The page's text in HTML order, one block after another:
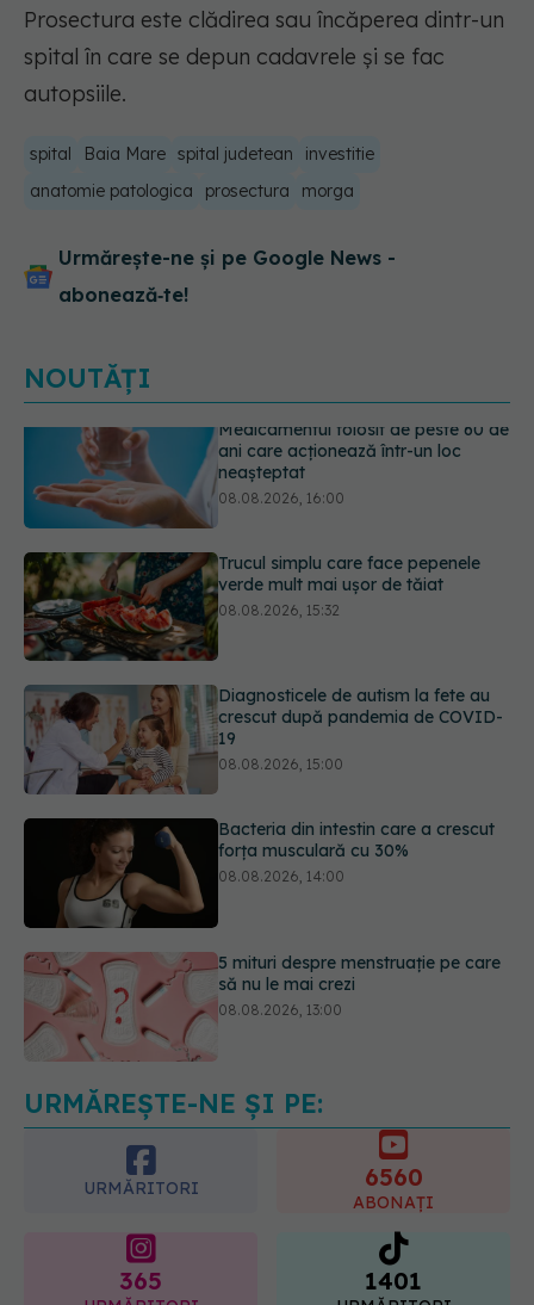
Prosectura este clădirea sau încăperea dintr-un
spital în care se depun cadavrele și se fac
autopsiile.
spital Baia Mare spital judetean
investitie
anatomie patologica
prosectura morga
Urmărește-ne și pe Google News -
abonează‑te!
NOUTĂȚI
Trucul simplu care face pepenele
verde mult mai ușor de tăiat
08.08.2026, 15:32
Diagnosticele de autism la fete au
crescut după pandemia de COVID-
Bacteria din intestin care a crescut
forța musculară cu 30%
08.08.2026, 14:00
5 mituri despre menstruație pe care
să nu le mai crezi
Medicamentul folosit de peste 60 de
ani care acționează într-un loc
URMĂREȘTE-NE ȘI PE:
URMĂRITORI 6560
ABONAȚI
365 1401